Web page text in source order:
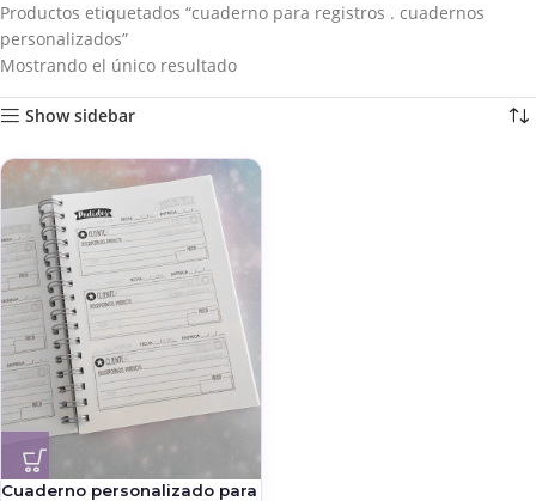
Productos etiquetados “cuaderno para registros . cuadernos
personalizados”
Mostrando el único resultado
Show sidebar
Cuaderno personalizado para